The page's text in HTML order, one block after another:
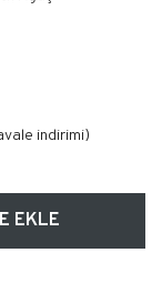
indirimi)
EKLE